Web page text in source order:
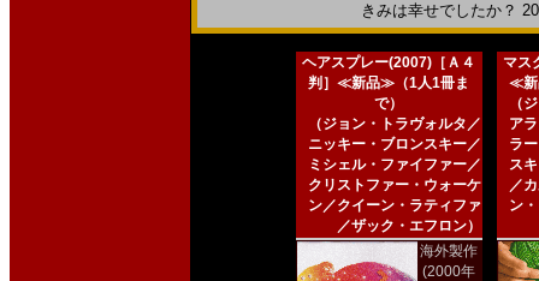
きみは幸せでしたか？
ヘアスプレー(2007)［Ａ４
判］≪新品≫（1人1冊ま
で）
（ジョン・トラヴォルタ／
ニッキー・ブロンスキー／
ミシェル・ファイファー／
クリストファー・ウォーケ
ン／クイーン・ラティファ
／ザック・エフロン）
海外製作
(2000年
マス
≪新
（
ア
ラ
ス
／
ン